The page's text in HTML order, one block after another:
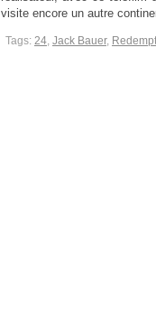
visite encore un autre
Tags: 24, Jack Bauer,